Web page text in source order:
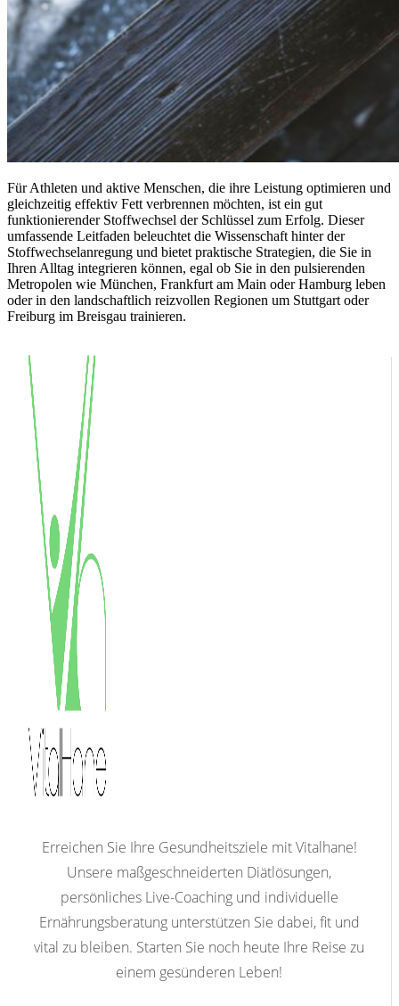
Für Athleten und aktive Menschen, die ihre Leistung optimieren und
gleichzeitig effektiv Fett verbrennen möchten, ist ein gut
funktionierender Stoffwechsel der Schlüssel zum Erfolg. Dieser
umfassende Leitfaden beleuchtet die Wissenschaft hinter der
Stoffwechselanregung und bietet praktische Strategien, die Sie in
Ihren Alltag integrieren können, egal ob Sie in den pulsierenden
Metropolen wie München, Frankfurt am Main oder Hamburg leben
oder in den landschaftlich reizvollen Regionen um Stuttgart oder
Freiburg im Breisgau trainieren.
Erreichen Sie Ihre Gesundheitsziele mit Vitalhane!
Unsere maßgeschneiderten Diätlösungen,
persönliches Live-Coaching und individuelle
Ernährungsberatung unterstützen Sie dabei, fit und
vital zu bleiben. Starten Sie noch heute Ihre Reise zu
einem gesünderen Leben!